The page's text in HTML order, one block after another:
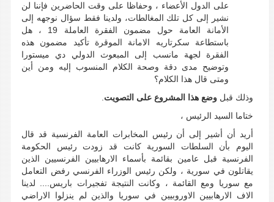
على الدول الأعضاء ، وحفاظا على وقت الحاضرين فإننا لن
نشير إلى كل تلك المغالطات، ولدينا فقط سؤال نوجهه إلى
الأمانة العامة حول مضمون الفقرة العاملة 19 ، هل
باستطاعة سكرتاريه الامانة الموقرة تأكيد مضمون هذه
الفقرة لجهة مانسب إلى المبعوث الدولي دي ميستورا
وتوضيح مدى دقة وصحة الكلام المنسوب إليه ومن أين
ومتى قال هذا الكلام؟
وذلك قبل وضع هذا المشروع على التصويت
ختاما السيد الرئيس ،
أريد أن أشير إلى أن رئيس المخابرات العامة الفرنسية قد قال
اليوم بأن السلطات السورية كانت قد زودت رئيس الحكومة
الفرنسية قبل عامين بقائمة بأسماء الارهابيين الفرنسيين الذين
يقاتلون في سورية ، ولكن رئيس الوزراء الفرنسي رفض التعامل
مع سوريا ومع القائمة ، وكانت النتيجة تفجيرات باريس.... لدينا
الاف الارهابيين الاوروبيين في سوريا والذين لم ينزلوا الاراضي